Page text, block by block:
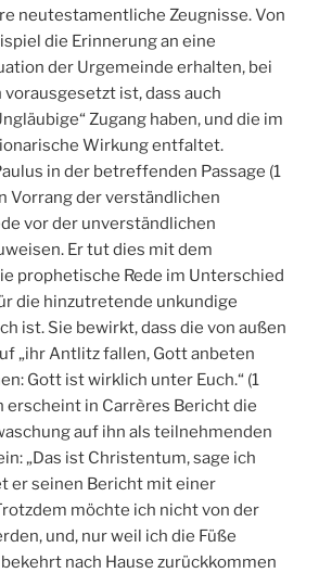
neutestamentliche Zeugnisse. Von
die Erinnerung an eine
der Urgemeinde erhalten, bei
ist, dass auch
Zugang haben, und die im
Wirkung entfaltet.
in der betreffenden Passage (1
Vorrang der verständlichen
vor der unverständlichen
Er tut dies mit dem
prophetische Rede im Unterschied
die hinzutretende unkundige
ist. Sie bewirkt, dass die von außen
„ihr Antlitz fallen, Gott anbeten
Gott ist wirklich unter Euch.“ (1
erscheint in Carrères Bericht die
auf ihn als teilnehmenden
„Das ist Christentum, sage ich
er seinen Bericht mit einer
möchte ich nicht von der
und, nur weil ich die Füße
nach Hause zurückkommen